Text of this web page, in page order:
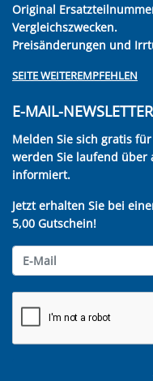
Original
Vergleichszwecken.
Preisänderungen und
SEITE WEITEREMPFEHLEN
E-MAIL-NEWSLETTER
Melden Sie sich gratis für
werden Sie laufend über
informiert.
Jetzt erhalten Sie bei
5,00 Gutschein!